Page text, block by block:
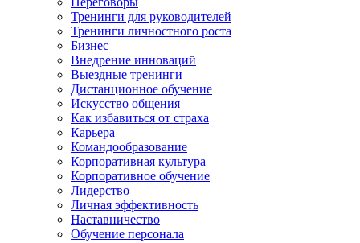
Тренинги для руководителей
Тренинги личностного роста
Бизнес
Внедрение инноваций
Выездные тренинги
Дистанционное обучение
Искусство общения
Как избавиться от страха
Карьера
Командообразование
Корпоративная культура
Корпоративное обучение
Лидерство
Личная эффективность
Наставничество
Обучение персонала